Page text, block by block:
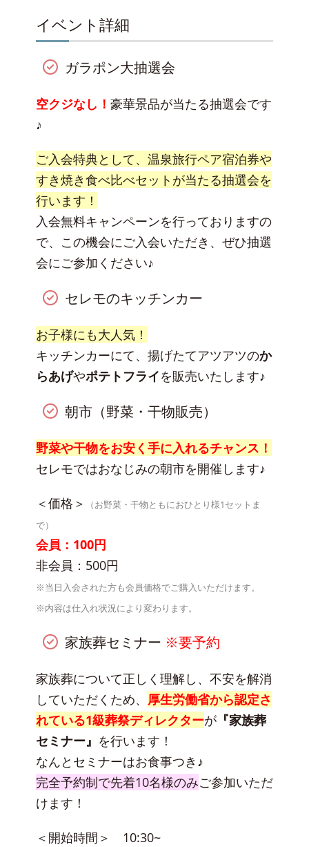
イベント詳細
ガラポン大抽選会
空クジなし！ 豪華景品が当たる抽選会です
♪
ご入会特典として、温泉旅行ペア宿泊券や
すき焼き食べ比べセットが当たる抽選会を
行います！
入会無料キャンペーンを行っておりますの
で、この機会にご入会いただき、ぜひ抽選
会にご参加ください♪
セレモのキッチンカー
お子様にも大人気！
キッチンカーにて、揚げたてアツアツのか
らあげやポテトフライを販売いたします♪
朝市（野菜・干物販売）
野菜や干物をお安く手に入れるチャンス！
セレモではおなじみの朝市を開催します♪
＜価格＞
（お野菜・干物ともにおひとり様1セットま
で）
会員：100円
非会員：500円
※当日入会された方も会員価格でご購入いただけます。
※内容は仕入れ状況により変わります。
家族葬セミナー ※要予約
家族葬について正しく理解し、不安を解消
していただくため、 厚生労働省から認定さ
れている1級葬祭ディレクターが『家族葬
セミナー』 を行います！
なんとセミナーはお食事つき♪
完全予約制で先着10名様のみご参加いただ
けます！
＜開始時間＞ 10:30~